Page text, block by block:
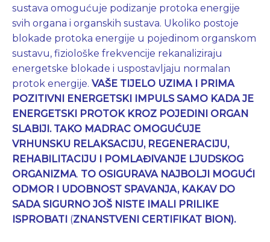
sustava omogućuje podizanje protoka energije
svih organa i organskih sustava. Ukoliko postoje
blokade protoka energije u pojedinom organskom
sustavu, fiziološke frekvencije rekanaliziraju
energetske blokade i uspostavljaju normalan
protok energije. VAŠE TIJELO UZIMA I PRIMA
POZITIVNI ENERGETSKI IMPULS SAMO KADA JE
ENERGETSKI PROTOK KROZ POJEDINI ORGAN
SLABIJI. TAKO MADRAC OMOGUĆUJE
VRHUNSKU RELAKSACIJU, REGENERACIJU,
REHABILITACIJU I POMLAĐIVANJE LJUDSKOG
ORGANIZMA. TO OSIGURAVA NAJBOLJI MOGUĆI
ODMOR I UDOBNOST SPAVANJA, KAKAV DO
SADA SIGURNO JOŠ NISTE IMALI PRILIKE
ISPROBATI (ZNANSTVENI CERTIFIKAT BION).